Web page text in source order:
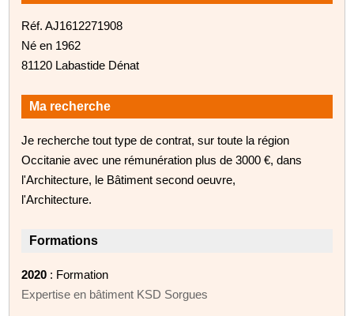
Réf. AJ1612271908
Né en 1962
81120 Labastide Dénat
Ma recherche
Je recherche tout type de contrat, sur toute la région
Occitanie avec une rémunération plus de 3000 €, dans
l'Architecture, le Bâtiment second oeuvre,
l'Architecture.
Formations
2020 : Formation
Expertise en bâtiment KSD Sorgues